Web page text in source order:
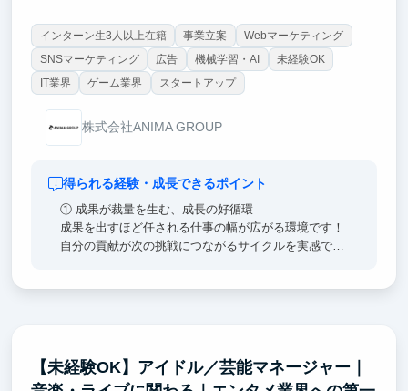
インターン生3人以上在籍 事業立案
Webマーケティング
SNSマーケティング
広告 機械学習・AI
未経験OK
IT業界
ゲーム業界 スタートアップ
株式会社ANIMA GROUP
得られる経験・成長できるポイント
① 成果が裁量を生む、成長の好循環
成果を出すほど任される仕事の幅が広がる環境です！
自分の貢献が次の挑戦につながるサイクルを実感でき
指します。
【未経験OK】アイドル／芸能マネージャー｜